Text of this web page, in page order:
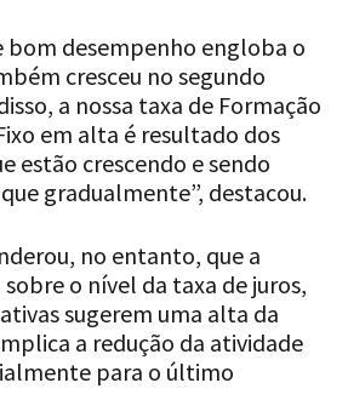
bom desempenho engloba o
cresceu no segundo
a nossa taxa de Formação
em alta é resultado dos
estão crescendo e sendo
gradualmente”, destacou.
no entanto, que a
o nível da taxa de juros,
sugerem uma alta da
a redução da atividade
para o último